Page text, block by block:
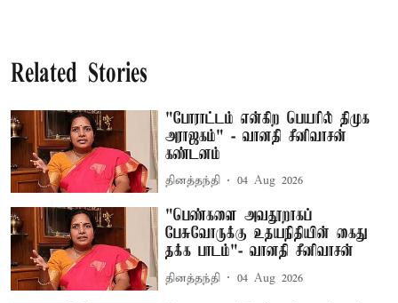
Related Stories
"போராட்டம் என்கிற பெயரில் திமுக
அராஜகம்" - வானதி சீனிவாசன்
கண்டனம்
தினத்தந்தி 04 Aug 2026
"பெண்களை அவதூறாகப்
பேசுவோருக்கு உதயநிதியின் கைது
தக்க பாடம்"- வானதி சீனிவாசன்
தினத்தந்தி 04 Aug 2026